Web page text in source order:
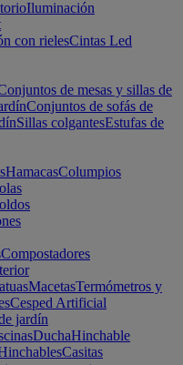
Iluminación
con rielesCintas Led
de mesas y sillas de
Conjuntos de sofás de
Sillas colgantesEstufas de
HamacasColumpios
Compostadores
MacetasTermómetros y
Cesped Artificial
jardín
DuchaHinchable
Casitas